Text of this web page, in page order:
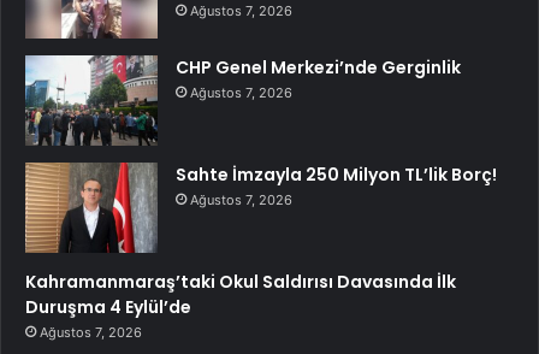
Ağustos 7, 2026
CHP Genel Merkezi’nde Gerginlik
Ağustos 7, 2026
Sahte İmzayla 250 Milyon TL’lik Borç!
Ağustos 7, 2026
Kahramanmaraş’taki Okul Saldırısı Davasında İlk
Duruşma 4 Eylül’de
Ağustos 7, 2026